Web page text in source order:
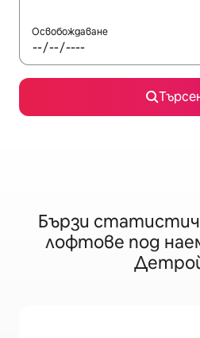
Освобождаване
Бързи
лофтове под